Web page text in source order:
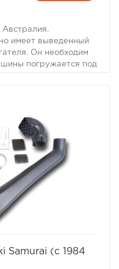
Австралия.
имеет выведенный
Он необходим
погружается под
- фатально.
воздуха несжимаема,
"поднимаются"
Samurai (с 1984